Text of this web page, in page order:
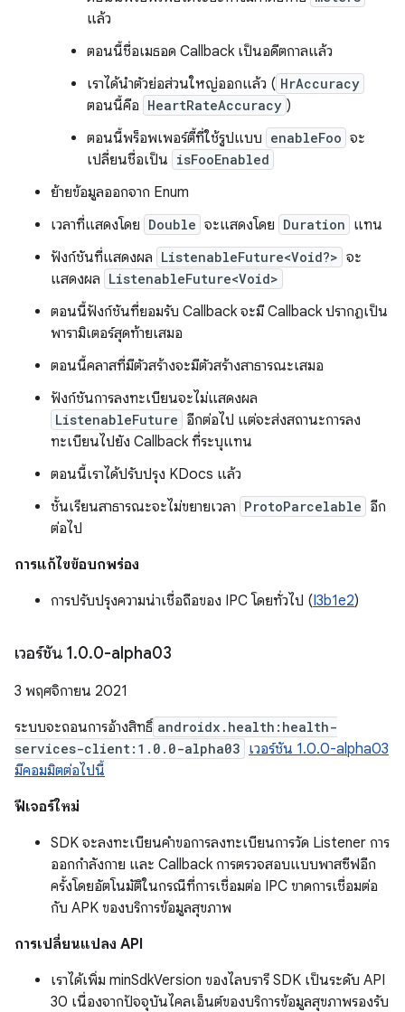
แล้ว
ตอนนี้ชื่อเมธอด Callback เป็นอดีตกาลแล้ว
เราได้นำตัวย่อส่วนใหญ่ออกแล้ว ( HrAccuracy
ตอนนี้คือ HeartRateAccuracy )
ตอนนี้พร็อพเพอร์ตี้ที่ใช้รูปแบบ enableFoo จะ
เปลี่ยนชื่อเป็น isFooEnabled
ย้ายข้อมูลออกจาก Enum
เวลาที่แสดงโดย Double จะแสดงโดย Duration แทน
ฟังก์ชันที่แสดงผล ListenableFuture<Void?> จะ
แสดงผล ListenableFuture<Void>
ตอนนี้ฟังก์ชันที่ยอมรับ Callback จะมี Callback ปรากฏเป็น
พารามิเตอร์สุดท้ายเสมอ
ตอนนี้คลาสที่มีตัวสร้างจะมีตัวสร้างสาธารณะเสมอ
ฟังก์ชันการลงทะเบียนจะไม่แสดงผล
ListenableFuture อีกต่อไป แต่จะส่งสถานะการลง
ทะเบียนไปยัง Callback ที่ระบุแทน
ตอนนี้เราได้ปรับปรุง KDocs แล้ว
ชั้นเรียนสาธารณะจะไม่ขยายเวลา ProtoParcelable อีก
ต่อไป
การแก้ไขข้อบกพร่อง
การปรับปรุงความน่าเชื่อถือของ IPC โดยทั่วไป (I3b1e2)
เวอร์ชัน 1.0.0-alpha03
3 พฤศจิกายน 2021
ระบบจะถอนการอ้างสิทธิ์ androidx.health:health-
services-client:1.0.0-alpha03 เวอร์ชัน 1.0.0-alpha03
มีคอมมิตต่อไปนี้
ฟีเจอร์ใหม่
SDK จะลงทะเบียนคำขอการลงทะเบียนการวัด Listener การ
ออกกำลังกาย และ Callback การตรวจสอบแบบพาสซีฟอีก
ครั้งโดยอัตโนมัติในกรณีที่การเชื่อมต่อ IPC ขาดการเชื่อมต่อ
กับ APK ของบริการข้อมูลสุขภาพ
การเปลี่ยนแปลง API
เราได้เพิ่ม minSdkVersion ของไลบรารี SDK เป็นระดับ API
30 เนื่องจากปัจจุบันไคลเอ็นต์ของบริการข้อมูลสุขภาพรองรับ